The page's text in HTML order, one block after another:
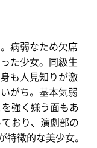
病弱なため欠席
た少女。同級生
も人見知りが激
がち。基本気弱
強く嫌う面もあ
おり、演劇部の
徴的な美少女。